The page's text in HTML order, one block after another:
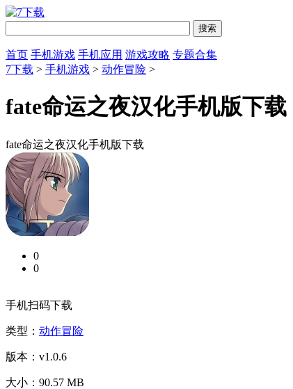
首页 手机游戏 手机应用 游戏攻略 专题合集
7下载 > 手机游戏 > 动作冒险 >
fate命运之夜汉化手机版下载
fate命运之夜汉化手机版下载
0
0
手机扫码下载
类型： 动作冒险
版本：v1.0.6
大小：90.57 MB